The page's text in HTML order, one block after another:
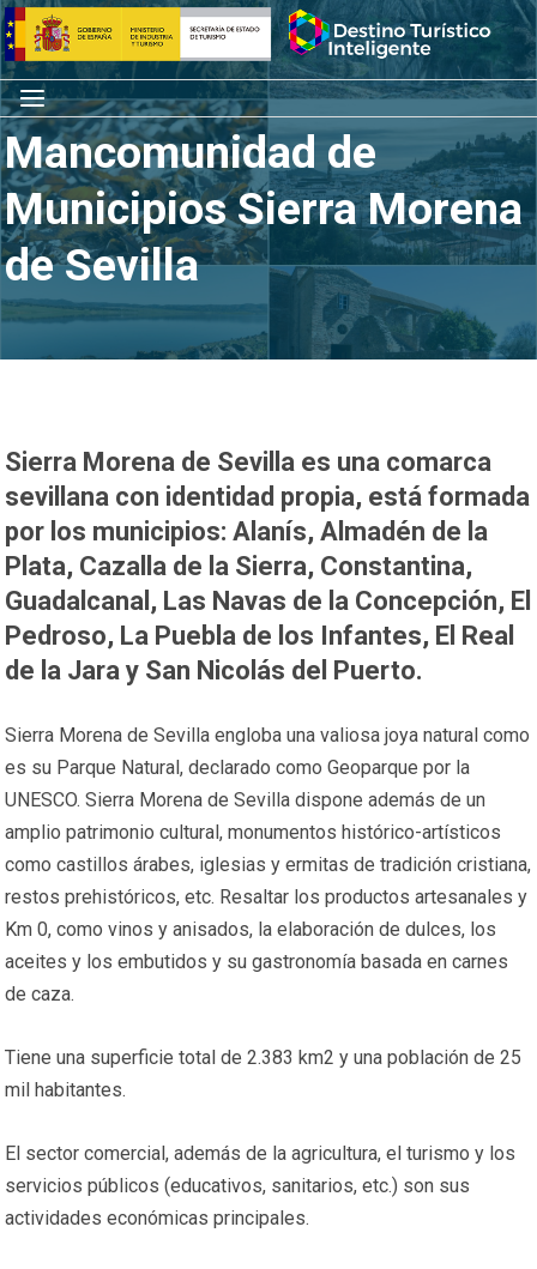
Saltar
al
contenido
Inicio
Menú
Mancomunidad de
Municipios Sierra Morena
de Sevilla
Sierra Morena de Sevilla es una comarca
sevillana con identidad propia, está formada
por los municipios: Alanís, Almadén de la
Plata, Cazalla de la Sierra, Constantina,
Guadalcanal, Las Navas de la Concepción, El
Pedroso, La Puebla de los Infantes, El Real
de la Jara y San Nicolás del Puerto.
Sierra Morena de Sevilla engloba una valiosa joya natural como
es su Parque Natural, declarado como Geoparque por la
UNESCO. Sierra Morena de Sevilla dispone además de un
amplio patrimonio cultural, monumentos histórico-artísticos
como castillos árabes, iglesias y ermitas de tradición cristiana,
restos prehistóricos, etc. Resaltar los productos artesanales y
Km 0, como vinos y anisados, la elaboración de dulces, los
aceites y los embutidos y su gastronomía basada en carnes
de caza.
Tiene una superficie total de 2.383 km2 y una población de 25
mil habitantes.
El sector comercial, además de la agricultura, el turismo y los
servicios públicos (educativos, sanitarios, etc.) son sus
actividades económicas principales.